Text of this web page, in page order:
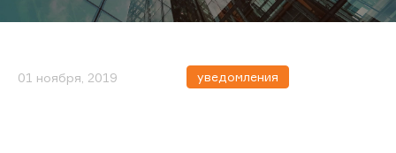
01 ноября, 2019 уведомления